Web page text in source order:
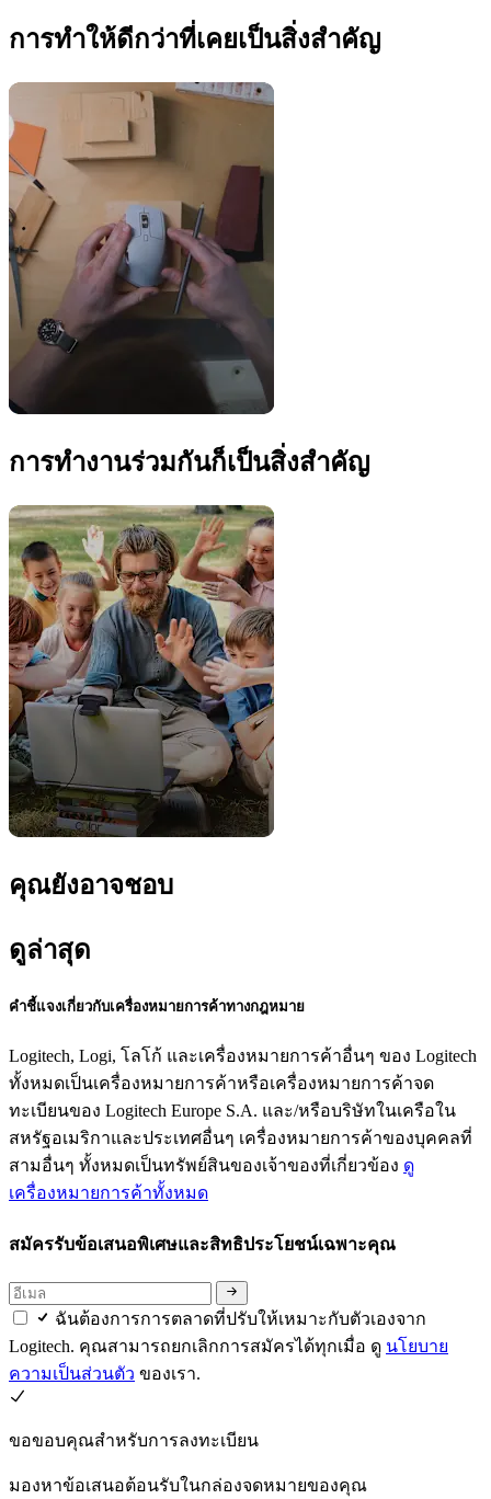
การทำให้ดีกว่าที่เคยเป็นสิ่งสำคัญ
การทำงานร่วมกันก็เป็นสิ่งสำคัญ
คุณยังอาจชอบ
ดูล่าสุด
คำชี้แจงเกี่ยวกับเครื่องหมายการค้าทางกฎหมาย
Logitech, Logi, โลโก้ และเครื่องหมายการค้าอื่นๆ ของ Logitech
ทั้งหมดเป็นเครื่องหมายการค้าหรือเครื่องหมายการค้าจด
ทะเบียนของ Logitech Europe S.A. และ/หรือบริษัทในเครือใน
สหรัฐอเมริกาและประเทศอื่นๆ เครื่องหมายการค้าของบุคคลที่
สามอื่นๆ ทั้งหมดเป็นทรัพย์สินของเจ้าของที่เกี่ยวข้อง ดู
เครื่องหมายการค้าทั้งหมด
สมัครรับข้อเสนอพิเศษและสิทธิประโยชน์เฉพาะคุณ
ฉันต้องการการตลาดที่ปรับให้เหมาะกับตัวเองจาก
Logitech. คุณสามารถยกเลิกการสมัครได้ทุกเมื่อ ดู นโยบาย
ความเป็นส่วนตัว ของเรา.
ขอขอบคุณสำหรับการลงทะเบียน
มองหาข้อเสนอต้อนรับในกล่องจดหมายของคุณ